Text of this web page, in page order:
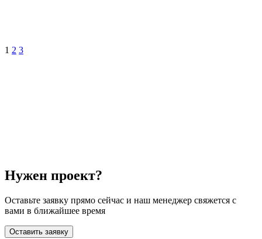
1 2 3
Нужен проект?
Оставьте заявку прямо сейчас и наш менеджер свяжется с
вами в ближайшее время
Оставить заявку